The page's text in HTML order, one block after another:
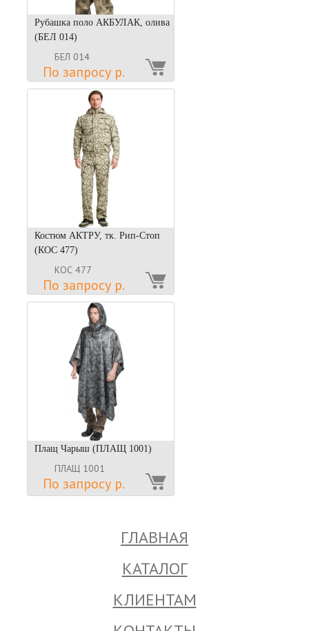
Рубашка поло АКБУЛАК, олива
(БЕЛ 014)
БЕЛ 014
По запросу р.
Костюм АКТРУ, тк. Рип-Стоп
(КОС 477)
КОС 477
По запросу р.
Плащ Чарыш (ПЛАЩ 1001)
ПЛАЩ 1001
По запросу р.
ГЛАВНАЯ
КАТАЛОГ
КЛИЕНТАМ